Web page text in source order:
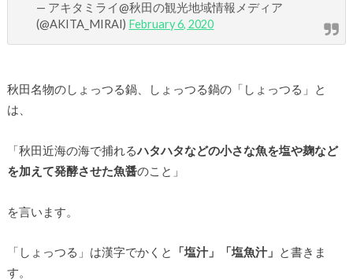
— アキタミライ@秋田の観光地域情報メディア
(@AKITA_MIRAI) February 6, 2020
秋田名物のしょっつる鍋、しょっつる鍋の「しょっつる」と
は、
「秋田近海の海で捕れるハタハタなどの小さな魚を塩や麹など
を加えて発酵させた魚醤のこと」
を言います。
「しょっつる」は漢字でかくと 「塩汁」「塩魚汁」 と書きま
す。